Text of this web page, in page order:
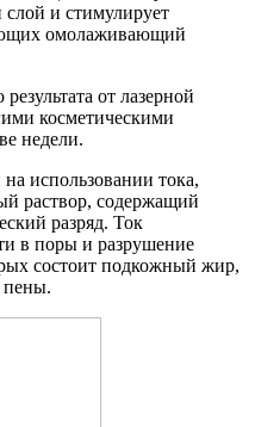
и стимулирует
омолаживающий
от лазерной
косметическими
недели.
использовании тока,
раствор, содержащий
разряд. Ток
в поры и разрушение
состоит подкожный жир,
пены.